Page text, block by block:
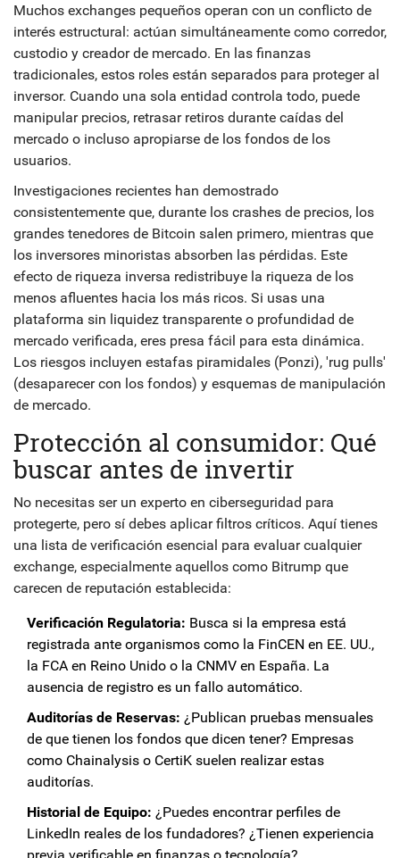
Muchos exchanges pequeños operan con un conflicto de
interés estructural: actúan simultáneamente como corredor,
custodio y creador de mercado. En las finanzas
tradicionales, estos roles están separados para proteger al
inversor. Cuando una sola entidad controla todo, puede
manipular precios, retrasar retiros durante caídas del
mercado o incluso apropiarse de los fondos de los
usuarios.
Investigaciones recientes han demostrado
consistentemente que, durante los crashes de precios, los
grandes tenedores de Bitcoin salen primero, mientras que
los inversores minoristas absorben las pérdidas. Este
efecto de riqueza inversa redistribuye la riqueza de los
menos afluentes hacia los más ricos. Si usas una
plataforma sin liquidez transparente o profundidad de
mercado verificada, eres presa fácil para esta dinámica.
Los riesgos incluyen estafas piramidales (Ponzi), 'rug pulls'
(desaparecer con los fondos) y esquemas de manipulación
de mercado.
Protección al consumidor: Qué
buscar antes de invertir
No necesitas ser un experto en ciberseguridad para
protegerte, pero sí debes aplicar filtros críticos. Aquí tienes
una lista de verificación esencial para evaluar cualquier
exchange, especialmente aquellos como Bitrump que
carecen de reputación establecida:
Verificación Regulatoria: Busca si la empresa está
registrada ante organismos como la FinCEN en EE. UU.,
la FCA en Reino Unido o la CNMV en España. La
ausencia de registro es un fallo automático.
Auditorías de Reservas: ¿Publican pruebas mensuales
de que tienen los fondos que dicen tener? Empresas
como Chainalysis o CertiK suelen realizar estas
auditorías.
Historial de Equipo: ¿Puedes encontrar perfiles de
LinkedIn reales de los fundadores? ¿Tienen experiencia